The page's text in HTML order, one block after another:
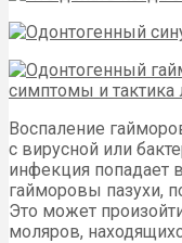
Воспаление
с вирусной или
инфекция попадает
гайморовы пазухи,
Это может
моляров,